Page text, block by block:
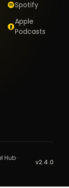
Spotify
Apple
Podcasts
Hub ·
v2.4.0